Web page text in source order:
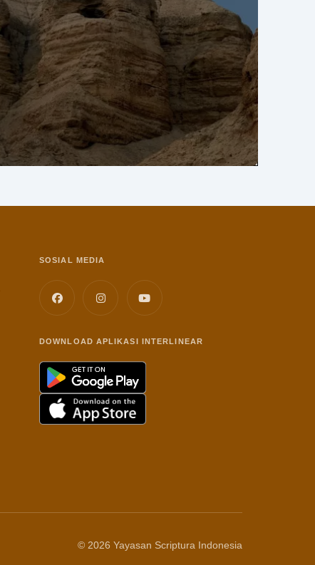
SOSIAL MEDIA
DOWNLOAD APLIKASI INTERLINEAR
© 2026 Yayasan Scriptura Indonesia